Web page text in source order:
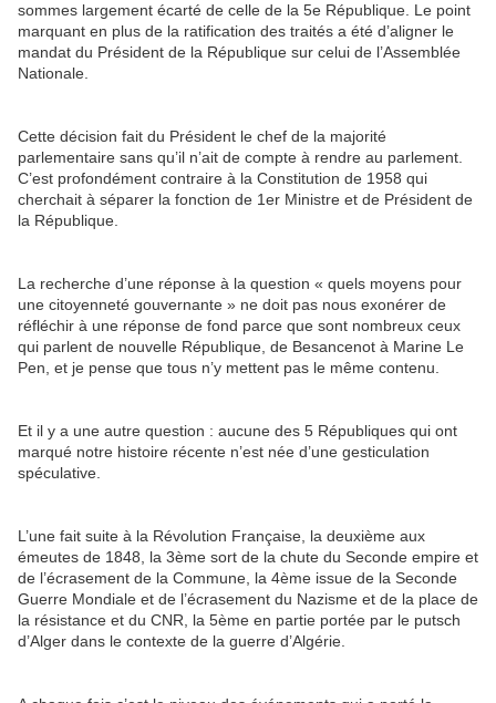
sommes largement écarté de celle de la 5e République. Le point
marquant en plus de la ratification des traités a été d’aligner le
mandat du Président de la République sur celui de l’Assemblée
Nationale.
Cette décision fait du Président le chef de la majorité
parlementaire sans qu’il n’ait de compte à rendre au parlement.
C’est profondément contraire à la Constitution de 1958 qui
cherchait à séparer la fonction de 1er Ministre et de Président de
la République.
La recherche d’une réponse à la question « quels moyens pour
une citoyenneté gouvernante » ne doit pas nous exonérer de
réfléchir à une réponse de fond parce que sont nombreux ceux
qui parlent de nouvelle République, de Besancenot à Marine Le
Pen, et je pense que tous n’y mettent pas le même contenu.
Et il y a une autre question : aucune des 5 Républiques qui ont
marqué notre histoire récente n’est née d’une gesticulation
spéculative.
L’une fait suite à la Révolution Française, la deuxième aux
émeutes de 1848, la 3ème sort de la chute du Seconde empire et
de l’écrasement de la Commune, la 4ème issue de la Seconde
Guerre Mondiale et de l’écrasement du Nazisme et de la place de
la résistance et du CNR, la 5ème en partie portée par le putsch
d’Alger dans le contexte de la guerre d’Algérie.